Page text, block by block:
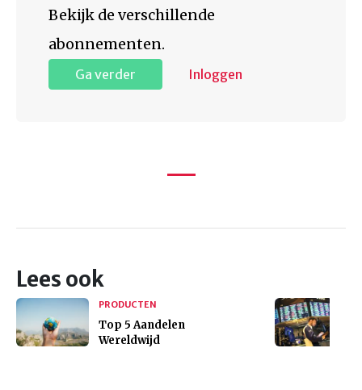
Bekijk de verschillende
abonnementen.
Ga verder Inloggen
Lees ook
PRODUCTEN
Top 5 Aandelen
Wereldwijd